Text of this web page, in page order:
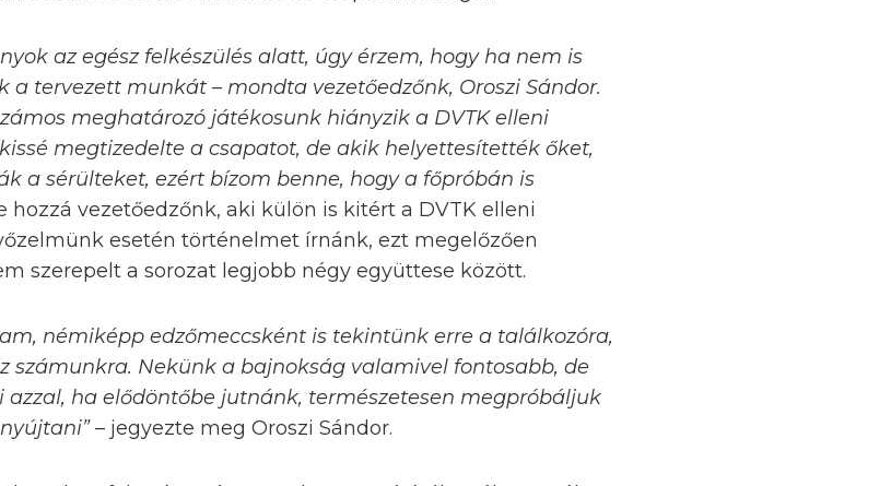
az egész felkészülés alatt, úgy érzem, hogy ha nem is
tervezett munkát – mondta vezetőedzőnk, Oroszi Sándor.
meghatározó játékosunk hiányzik a DVTK elleni
megtizedelte a csapatot, de akik helyettesítették őket,
a sérülteket, ezért bízom benne, hogy a főpróbán is
hozzá vezetőedzőnk, aki külön is kitért a DVTK elleni
esetén történelmet írnánk, ezt megelőzően
szerepelt a sorozat legjobb négy együttese között.
némiképp edzőmeccsként is tekintünk erre a találkozóra,
számunkra. Nekünk a bajnokság valamivel fontosabb, de
ha elődöntőbe jutnánk, természetesen megpróbáljuk
– jegyezte meg Oroszi Sándor.